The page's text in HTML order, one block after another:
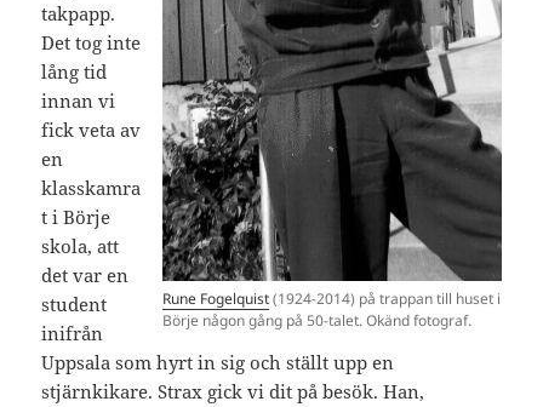
Rune Fogelquist(1924-2014) på trappan till huset i
Börje någon gång på 50-talet. Okänd fotograf.
takpapp.
Det tog inte
lång tid
innan vi
fick veta av
en
klasskamra
t i Börje
skola, att
det var en
student
inifrån
Uppsala som hyrt in sig och ställt upp en
stjärnkikare. Strax gick vi dit på besök. Han,